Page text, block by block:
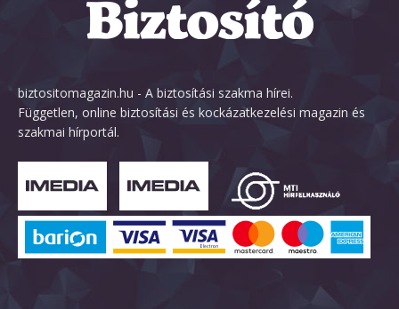
biztositomagazin.hu - A biztosítási szakma hírei.
Független, online biztosítási és kockázatkezelési magazin és
szakmai hírportál.